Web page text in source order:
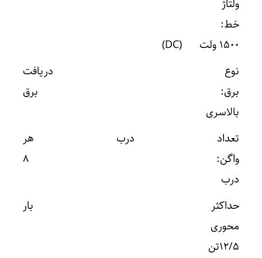
ولتاژ
خط:
۱۵۰۰ ولت (DC)
نوع دریافت
برق: برق
بالاسری
تعداد درب هر
واگن: ۸
درب
حداکثر بار
محوری
۱۲/۵تن